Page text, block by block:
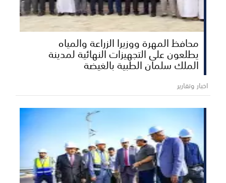
محافظ المهرة ووزيرا الزراعة والمياه
يطلعون على التجهيزات النهائية لمدينة
الملك سلمان الطبية بالغيضة
اخبار وتقارير